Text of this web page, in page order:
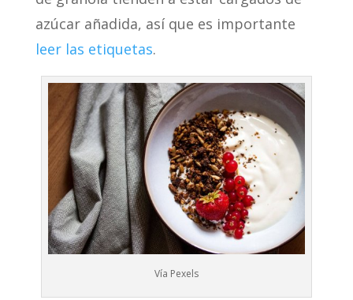
azúcar añadida, así que es importante
leer las etiquetas.
Vía Pexels